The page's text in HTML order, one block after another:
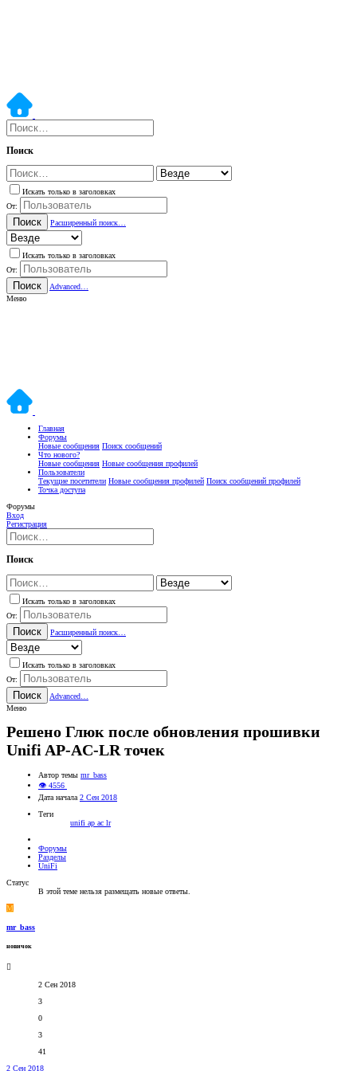
Поиск
Искать только в заголовках
От:
Поиск Расширенный поиск…
Искать только в заголовках
От:
Поиск
Advanced…
Меню
Главная
Форумы
Новые сообщения Поиск сообщений
Что нового?
Новые сообщения Новые сообщения профилей
Пользователи
Текущие посетители Новые сообщения профилей Поиск сообщений профилей
Точка доступа
Форумы
Вход
Регистрация
Поиск
Искать только в заголовках
От:
Поиск Расширенный поиск…
Искать только в заголовках
От:
Поиск
Advanced…
Меню
Решено Глюк после обновления прошивки
Unifi AP-AC-LR точек
Автор темы mr_bass
👁 4556
Дата начала 2 Сен 2018
Теги
unifi ap ac lr
Форумы
Разделы
UniFi
Статус
В этой теме нельзя размещать новые ответы.
M
mr_bass
новичок
2 Сен 2018
3
0
3
41
2 Сен 2018